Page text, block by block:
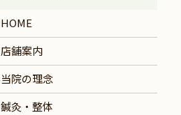
HOME
店舗案内
当院の理念
鍼灸・整体